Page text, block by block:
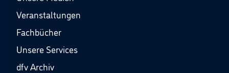
Veranstaltungen
Fachbücher
Unsere Services
dfv Archiv